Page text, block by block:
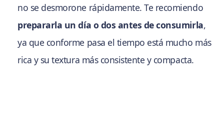
no se desmorone rápidamente. Te recomiendo
prepararla un día o dos antes de consumirla,
ya que conforme pasa el tiempo está mucho más
rica y su textura más consistente y compacta.